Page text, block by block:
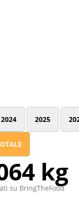
2024 2025
kg
su BringTheFood